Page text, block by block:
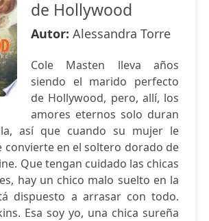
de Hollywood
Autor: Alessandra Torre
Cole Masten lleva años
siendo el marido perfecto
de Hollywood, pero, allí, los
amores eternos solo duran
así que cuando su mujer le
convierte en el soltero dorado de
Que tengan cuidado las chicas
hay un chico malo suelto en la
dispuesto a arrasar con todo.
Esa soy yo, una chica sureña